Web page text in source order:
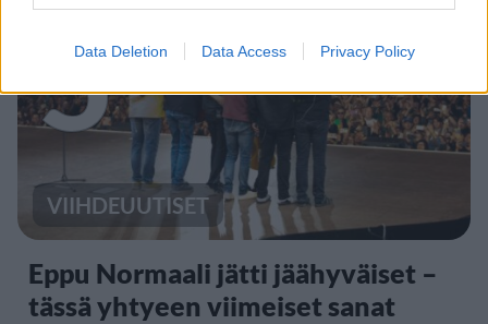
Data Deletion Data Access Privacy Policy
5
VIIHDEUUTISET
Eppu Normaali jätti jäähyväiset –
tässä yhtyeen viimeiset sanat